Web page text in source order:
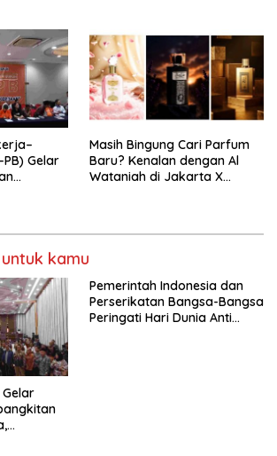
Tema: “Penguatan dan
Pengembangan Organisasi
KBI yang Berbasis Riset di
seluruh Indonesia dan
Mancanegara”.
Gelar
Baru.
Masih Bingung Cari Parfum
Baru? Kenalan dengan Al
Wataniah di Jakarta X
kamu
Pemerintah Indonesia dan
Perserikatan Bangsa-Bangsa
Peringati Hari Dunia Anti